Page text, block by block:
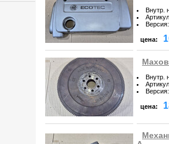
Внутр.
Артикул
Версия:
цена:
Внутр.
Артикул
Версия:
цена: